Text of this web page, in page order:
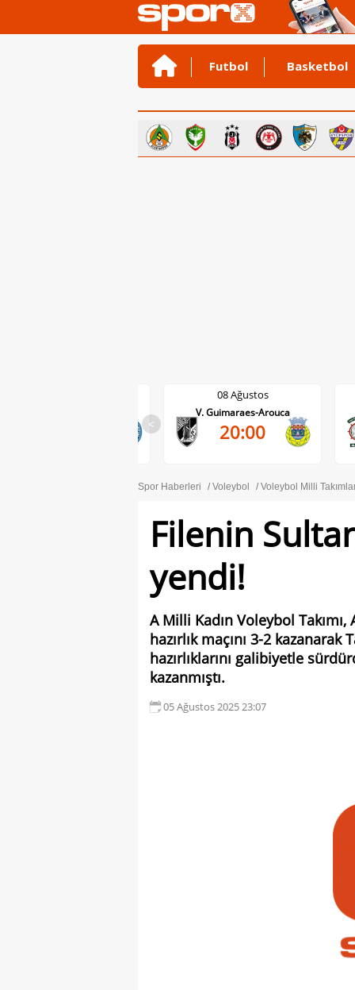
Futbol Basketbol
<
08 Ağustos
Maritimo-Casa Pia
17:30
Spor Haberleri Voleybol Voleybol Milli
Filenin
yendi!
A Milli Kadın Voleybol
hazırlık maçını 3-2
hazırlıklarını galibiyetle
kazanmıştı.
05 Ağustos 2025 23:07